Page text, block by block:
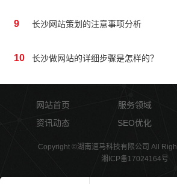
9 长沙网站策划的注意事项分析
10 长沙做网站的详细步骤是怎样的？
网站首页 服务领域
资讯动态
SEO优化
Copyright ©湖南速马科技有限公司 All
湘ICP备17024164号